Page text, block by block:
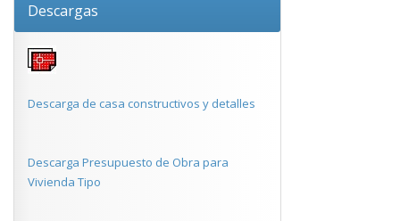
Descargas
Descarga de casa constructivos y detalles
Descarga Presupuesto de Obra para
Vivienda Tipo